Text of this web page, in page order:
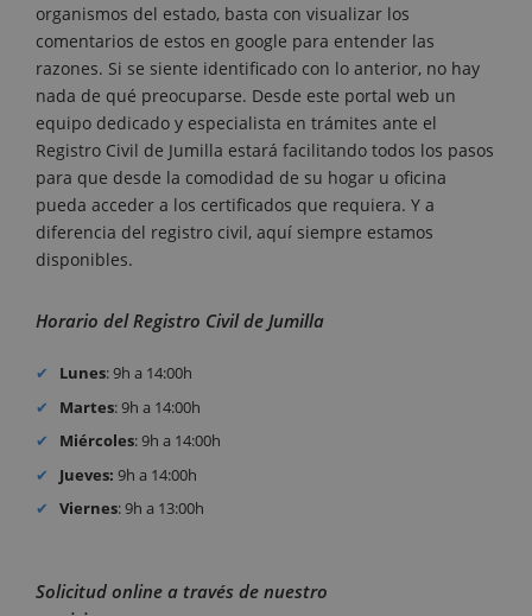
organismos del estado, basta con visualizar los
comentarios de estos en google para entender las
razones. Si se siente identificado con lo anterior, no hay
nada de qué preocuparse. Desde este portal web un
equipo dedicado y especialista en trámites ante el
Registro Civil de Jumilla estará facilitando todos los pasos
para que desde la comodidad de su hogar u oficina
pueda acceder a los certificados que requiera. Y a
diferencia del registro civil, aquí siempre estamos
disponibles.
Horario del Registro Civil de Jumilla
Lunes: 9h a 14:00h
Martes: 9h a 14:00h
Miércoles: 9h a 14:00h
Jueves: 9h a 14:00h
Viernes: 9h a 13:00h
Solicitud online a través de nuestro